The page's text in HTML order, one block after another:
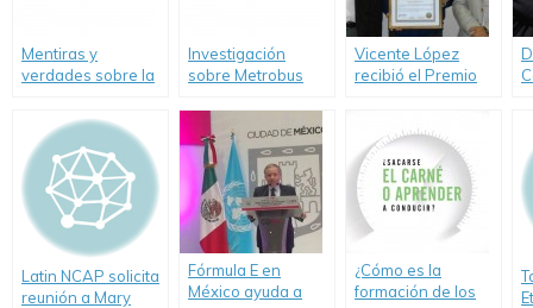
Mentiras y
verdades sobre la
conducción-
Informe de Ovilam
Investigación
sobre Metrobus
(Observatorio Vial
Latinoamericano)
Vicente López
recibió el Premio
Latin NCAP solicita
reunión a Mary
Fórmula E en
México ayuda a
¿Cómo es la
formación de los